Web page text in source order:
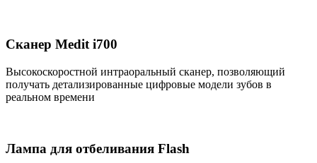
Сканер Medit i700
Высокоскоростной интраоральный сканер, позволяющий
получать детализированные цифровые модели зубов в
реальном времени
Лампа для отбеливания Flash